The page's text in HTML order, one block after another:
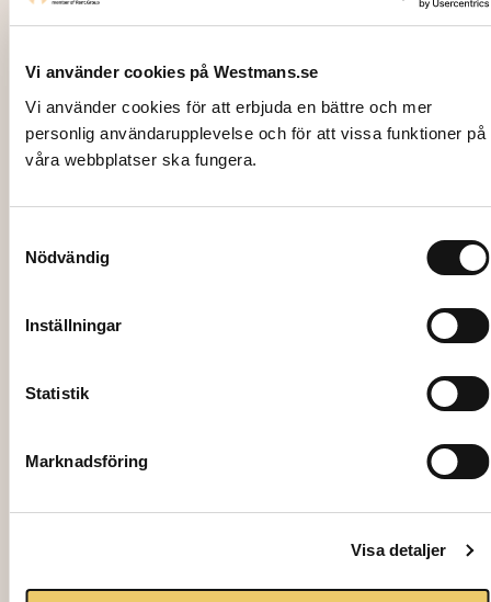
Vi använder cookies på Westmans.se
Vi använder cookies för att erbjuda en bättre och mer
personlig användarupplevelse och för att vissa funktioner på
våra webbplatser ska fungera.
Nödvändig
Inställningar
Statistik
Marknadsföring
Visa detaljer
rostfri 16 cm